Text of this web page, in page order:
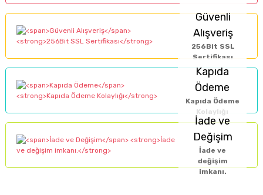
Güvenli
Alışveriş
256Bit SSL
Sertifikası
Kapıda
Ödeme
Kapıda Ödeme
Kolaylığı
İade ve
Değişim
İade ve
değişim
imkanı.